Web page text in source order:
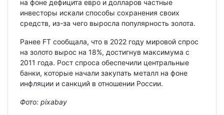
на фоне дефицита евро и долларов частные
инвесторы искали способы сохранения своих
средств, из-за чего выросла популярность золота.
Ранее FT сообщала, что в 2022 году мировой спрос
на золото вырос на 18%, достигнув максимума с
2011 года. Рост спроса обеспечили центральные
банки, которые начали закупать металл на фоне
инфляции и санкций в отношении России.
Фото: pixabay